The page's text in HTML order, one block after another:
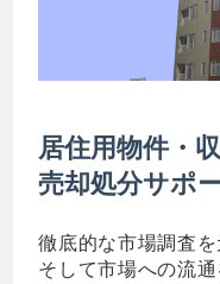
居住用物件・
売却処分サポ
徹底的な市場調査を
そして市場への流